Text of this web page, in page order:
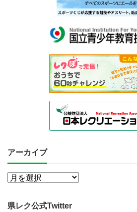
アーカイブ
県レク公式Twitter